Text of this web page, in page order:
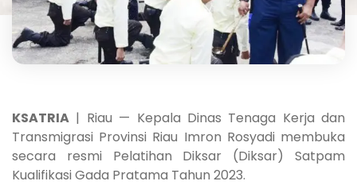
KSATRIA | Riau — Kepala Dinas Tenaga Kerja dan
Transmigrasi Provinsi Riau Imron Rosyadi membuka
secara resmi Pelatihan Diksar (Diksar) Satpam
Kualifikasi Gada Pratama Tahun 2023.